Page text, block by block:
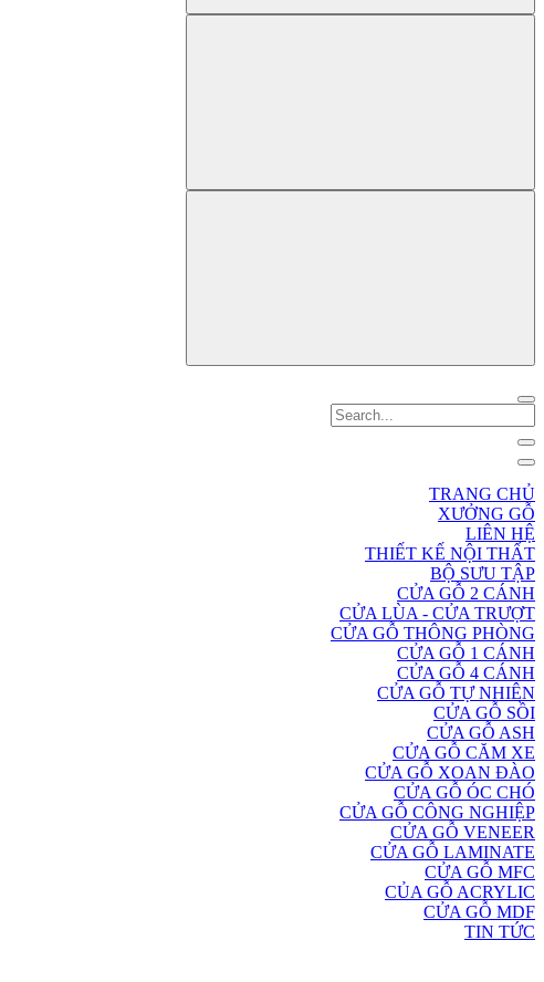
TRANG CHỦ
XƯỞNG GỖ
LIÊN HỆ
THIẾT KẾ NỘI THẤT
BỘ SƯU TẬP
CỬA GỖ 2 CÁNH
CỬA LÙA - CỬA TRƯỢT
CỬA GỖ THÔNG PHÒNG
CỬA GỖ 1 CÁNH
CỬA GỖ 4 CÁNH
CỬA GỖ TỰ NHIÊN
CỬA GỖ SỒI
CỬA GỖ ASH
CỬA GỖ CĂM XE
CỬA GỖ XOAN ĐÀO
CỬA GỖ ÓC CHÓ
CỬA GỖ CÔNG NGHIỆP
CỬA GỖ VENEER
CỬA GỖ LAMINATE
CỬA GỖ MFC
CỦA GỖ ACRYLIC
CỬA GỖ MDF
TIN TỨC